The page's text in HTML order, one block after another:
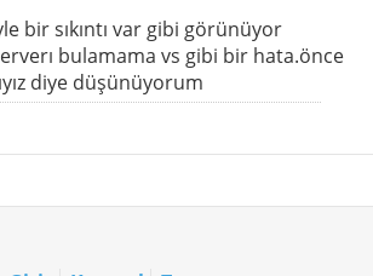
bir sıkıntı var gibi görünüyor
bulamama vs gibi bir hata.önce
diye düşünüyorum